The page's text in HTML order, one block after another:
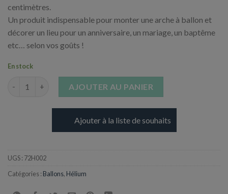
centimètres.
Un produit indispensable pour monter une arche à ballon et
décorer un lieu pour un anniversaire, un mariage, un baptême
etc… selon vos goûts !
En stock
AJOUTER AU PANIER
Ajouter à la liste de souhaits
UGS : 72H002
Catégories : Ballons, Hélium